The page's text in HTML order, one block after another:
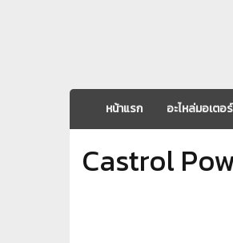
หน้าแรก อะไหล่มอเตอ
Castrol